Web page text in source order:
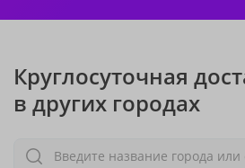
Круглосуточная
в других городах
Введите название города